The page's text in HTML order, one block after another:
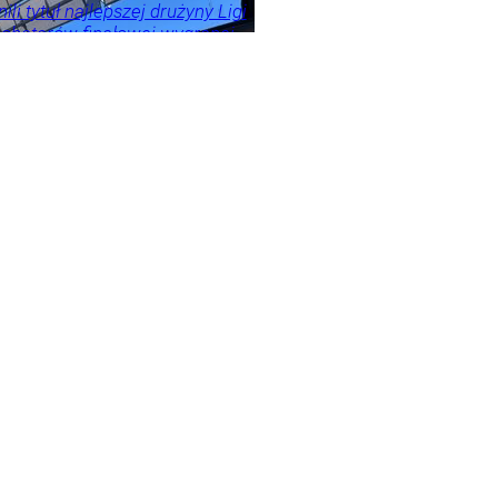
tytuł najlepszej drużyny Ligi
finałowej wygranej